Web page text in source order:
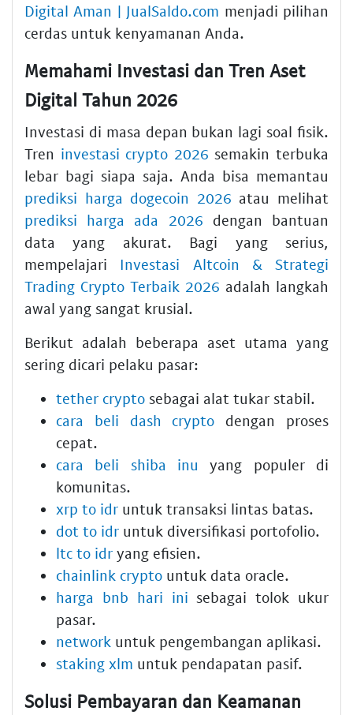
Digital Aman | JualSaldo.com menjadi pilihan
cerdas untuk kenyamanan Anda.
Memahami Investasi dan Tren Aset
Digital Tahun 2026
Investasi di masa depan bukan lagi soal fisik.
Tren investasi crypto 2026 semakin terbuka
lebar bagi siapa saja. Anda bisa memantau
prediksi harga dogecoin 2026 atau melihat
prediksi harga ada 2026 dengan bantuan
data yang akurat. Bagi yang serius,
mempelajari Investasi Altcoin & Strategi
Trading Crypto Terbaik 2026 adalah langkah
awal yang sangat krusial.
Berikut adalah beberapa aset utama yang
sering dicari pelaku pasar:
tether crypto sebagai alat tukar stabil.
cara beli dash crypto dengan proses
cepat.
cara beli shiba inu yang populer di
komunitas.
xrp to idr untuk transaksi lintas batas.
dot to idr untuk diversifikasi portofolio.
ltc to idr yang efisien.
chainlink crypto untuk data oracle.
harga bnb hari ini sebagai tolok ukur
pasar.
network untuk pengembangan aplikasi.
staking xlm untuk pendapatan pasif.
Solusi Pembayaran dan Keamanan